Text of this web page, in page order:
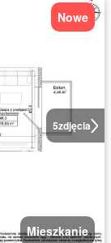
5zdjęcia
Nowe
Mieszkanie